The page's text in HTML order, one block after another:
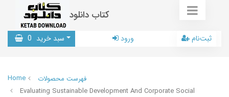
کتاب دانلود
سبد خرید 0 ورود ثبت‌نام
Home
فهرست محصولات
Evaluating Sustainable Development And Corporate Social